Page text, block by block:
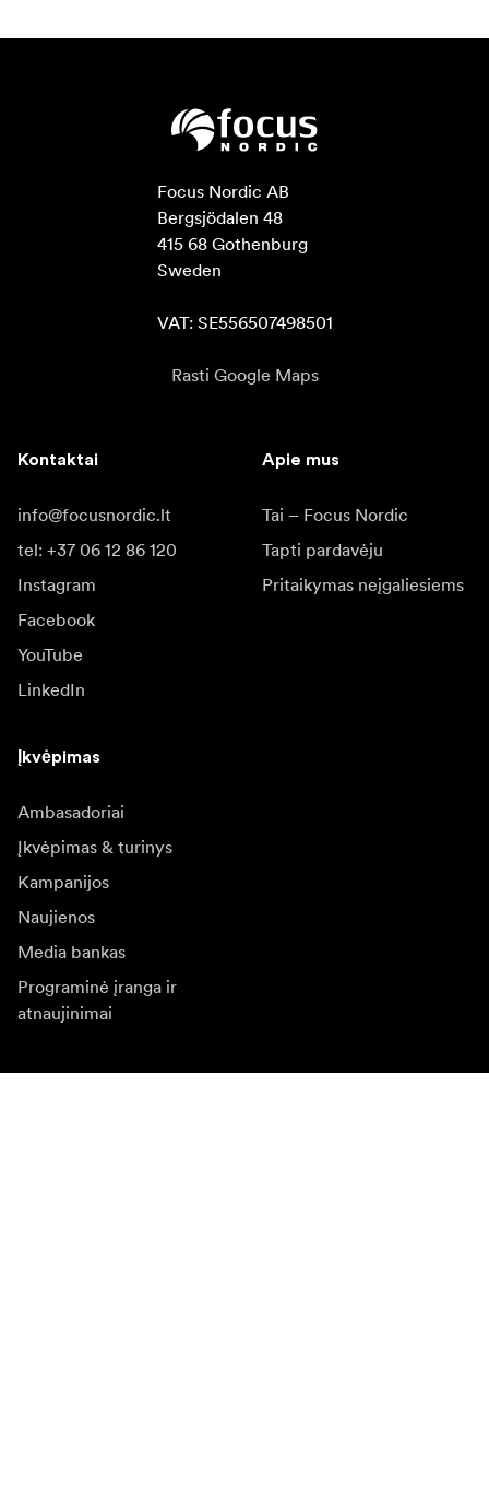
Focus Nordic AB
Bergsjödalen 48
415 68 Gothenburg
Sweden
VAT: SE556507498501
Rasti Google Maps
Kontaktai
info@focusnordic.lt
tel: +37 06 12 86 120
Instagram
Facebook
YouTube
LinkedIn
Apie mus
Tai – Focus Nordic
Tapti pardavėju
Pritaikymas neįgaliesiems
Įkvėpimas
Ambasadoriai
Įkvėpimas & turinys
Kampanijos
Naujienos
Media bankas
Programinė įranga ir
atnaujinimai